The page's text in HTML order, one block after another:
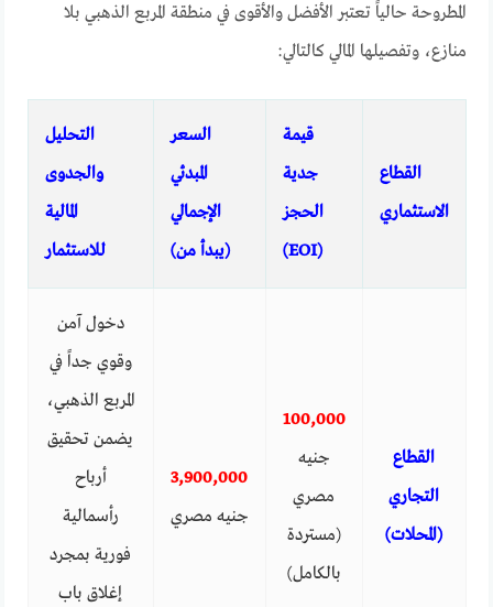
المطروحة حالياً تعتبر الأفضل والأقوى في منطقة المربع الذهبي بلا
منازع، وتفصيلها المالي كالتالي:
القطاع
الاستثماري
قيمة
جدية
الحجز
(EOI)
السعر
المبدئي
الإجمالي
(يبدأ من)
التحليل
والجدوى
المالية
للاستثمار
القطاع
التجاري
(المحلات)
100,000
جنيه
مصري
(مستردة
بالكامل)
3,900,000
جنيه مصري
دخول آمن
وقوي جداً في
المربع الذهبي،
يضمن تحقيق
أرباح
رأسمالية
فورية بمجرد
إغلاق باب